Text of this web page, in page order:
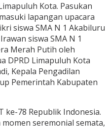
Kota. Pasukan
lapangan upacara
siswa SMA N 1 Akabiluru
siswa SMA N 1
Merah Putih oleh
DPRD Limapuluh Kota
Kepala Pengadilan
Pemerintah Kabupaten
ke-78 Republik Indonesia.
seremonial semata,